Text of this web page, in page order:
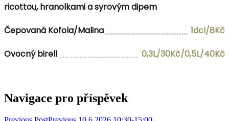
ricottou, hranolkami a syrovým dipem
Čepovaná Kofola/Malina
1dcl/8Kč
Ovocný birell
0,3L/30Kč/0,5L/40Kč
Navigace pro příspěvek